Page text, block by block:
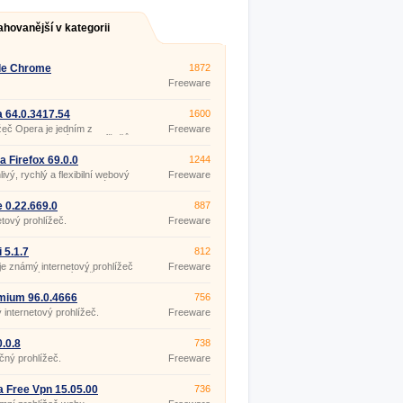
v kategorii
Chrome
1872
Freeware
64.0.3417.54
Opera je jedním z
internetových prohlížečů
vylepšování a pečlivé
dostaly Operu do
milionů uživatelů internetu.
1600
Freeware
Firefox 69.0.0
rychlý a flexibilní webový
Mozilla Firefox se stále
prohlížečů. Bezpečnost,
a možnost přizpůsobení
jedinými vlastnostmi, pro
1244
Freeware
0.22.669.0
prohlížeč.
887
Freeware
5.1.7
známý internetový prohlížeč
který si nyní můžete
systémem Windows.
812
Freeware
96.0.4666
internetový prohlížeč.
756
Freeware
prohlížeč.
738
Freeware
Free Vpn 15.05.00
736